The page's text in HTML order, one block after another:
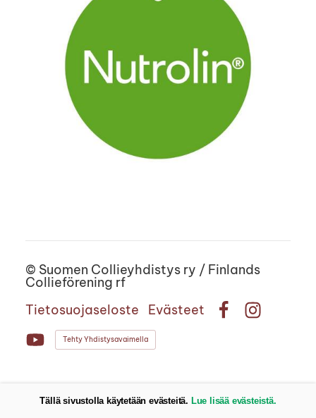
© Suomen Collieyhdistys ry / Finlands
Collieförening rf
Tietosuojaseloste
Evästeet
YouTube
Tehty Yhdistysavaimella
Tällä sivustolla käytetään evästeitä. Lue lisää evästeistä.